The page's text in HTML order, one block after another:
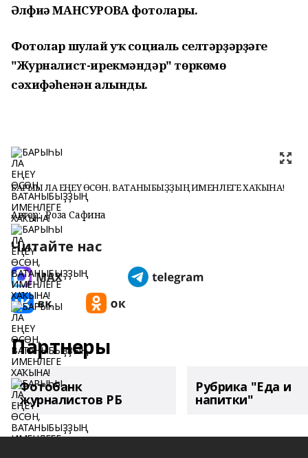
Әлфиә МАНСУРОВА фотолары.
Фотолар шулай уҡ социаль селтәрҙәрҙәге
"Журналист-ирекмәндәр" төркөмө
сәхифәһенән алынды.
БАРЫҺЫ ЛА ЕҢЕҮ ӨСӨН, ВАТАНЫБЫҘҘЫҢ ИМЕНЛЕГЕ ХАҠЫНА!
Автор: Роза Сафина
Читайте нас
Партнеры
Фотобанк
журналистов РБ
Рубрика "Еда и
напитки"